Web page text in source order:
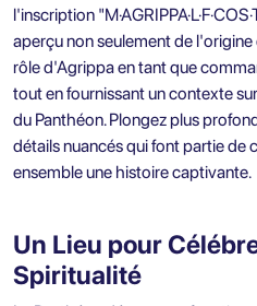
l'inscription
aperçu non seulement de
rôle d'Agrippa en tant que
tout en fournissant un contexte
du Panthéon. Plongez plus
détails nuancés qui font partie de
ensemble une histoire captivante.
Un Lieu pour
Spiritualité